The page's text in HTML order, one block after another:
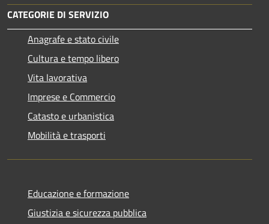
CATEGORIE DI SERVIZIO
Anagrafe e stato civile
Cultura e tempo libero
Vita lavorativa
Imprese e Commercio
Catasto e urbanistica
Mobilità e trasporti
Educazione e formazione
Giustizia e sicurezza pubblica